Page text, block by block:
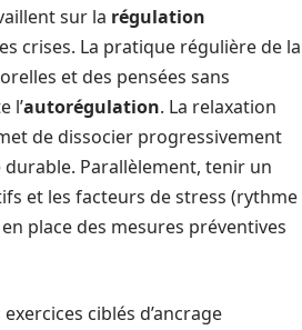
sur la régulation
crises. La pratique régulière de la
et des pensées sans
l’autorégulation. La relaxation
de dissocier progressivement
Parallèlement, tenir un
et les facteurs de stress (rythme
place des mesures préventives
ciblés d’ancrage